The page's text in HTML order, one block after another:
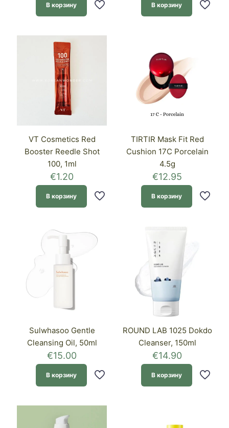
В корзину В корзину
VT Cosmetics Red
Booster Reedle Shot
100, 1ml
€1.20
В корзину
TIRTIR Mask Fit Red
Cushion 17C Porcelain
4.5g
€12.95
В корзину
Sulwhasoo Gentle
Cleansing Oil, 50ml
€15.00
В корзину
ROUND LAB 1025 Dokdo
Cleanser, 150ml
€14.90
В корзину